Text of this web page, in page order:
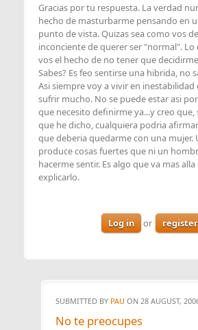
Gracias por tu respuesta. La verdad
hecho de masturbarme pensando en
punto de vista. Quizas sea como vos
inconciente de querer ser "normal".
vos el hecho de no tener que
Sabes? Es feo sentirse una hibrida, no
Asi siempre voy a vivir en inestabilidad
sufrir mucho. No se puede estar asi
que necesito definirme ya...y creo
que he dicho, cualquiera podria
que deberia quedarme con una mujer.
produce cosas fuertes que ni un
hacerme sentir. Es algo que va mas
explicarlo.
Log in or register
SUBMITTED BY PAU ON 28 AUGUST,
No te preocupes